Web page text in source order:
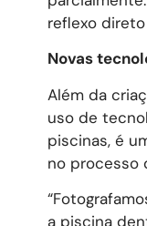
reflexo
Novas
Além da
uso de
piscinas, é
no processo
a piscina